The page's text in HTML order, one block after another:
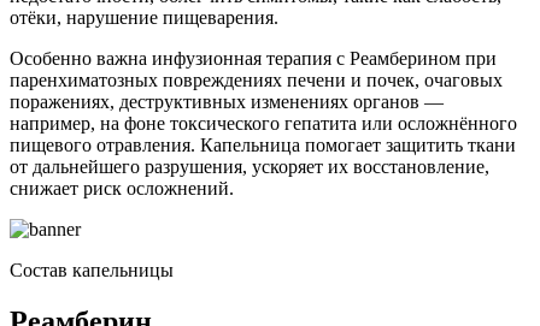
отёки, нарушение пищеварения.
Особенно важна инфузионная терапия с Реамберином при
паренхиматозных повреждениях печени и почек, очаговых
поражениях, деструктивных изменениях органов —
например, на фоне токсического гепатита или осложнённого
пищевого отравления. Капельница помогает защитить ткани
от дальнейшего разрушения, ускоряет их восстановление,
снижает риск осложнений.
Состав капельницы